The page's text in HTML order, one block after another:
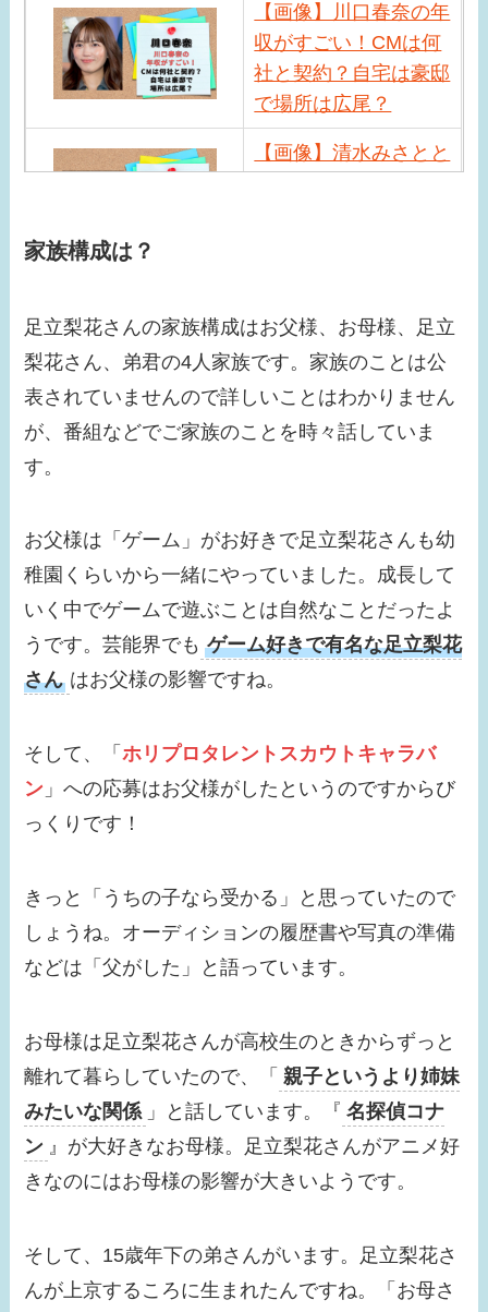
【画像】川口春奈の年
収がすごい！CMは何
社と契約？自宅は豪邸
で場所は広尾？
【画像】清水みさとと
収がすごい！相方西村
瑞樹との差が激しい？
【画像】小芝風花はド
ラマ共演者と似てる！
【画像】みちょぱの旦
那との馴れ初めは？す
っぴんがかわいすぎ
る！
氏は？恋愛観も確認！
【画像】貴島明日香の
旦那はだれ？久保田悠
【画像】ローラは結婚
してる？テレビに出な
い理由はなに？現在の
家族構成は？
足立梨花さんの家族構成はお父様、お母様、足立
梨花さん、弟君の4人家族です。家族のことは公
表されていませんので詳しいことはわかりません
が、番組などでご家族のことを時々話していま
す。
お父様は「ゲーム」がお好きで足立梨花さんも幼
稚園くらいから一緒にやっていました。成長して
いく中でゲームで遊ぶことは自然なことだったよ
うです。芸能界でも ゲーム好きで有名な足立梨花
さん はお父様の影響ですね。
そして、「ホリプロタレントスカウトキャラバ
ン 」への応募はお父様がしたというのですからび
っくりです！
きっと「うちの子なら受かる」と思っていたので
しょうね。オーディションの履歴書や写真の準備
などは「父がした」と語っています。
お母様は足立梨花さんが高校生のときからずっと
離れて暮らしていたので、「 親子というより姉妹
みたいな関係 」と話しています。『 名探偵コナ
ン 』が大好きなお母様。足立梨花さんがアニメ好
きなのにはお母様の影響が大きいようです。
そして、15歳年下の弟さんがいます。足立梨花さ
んが上京するころに生まれたんですね。「お母さ